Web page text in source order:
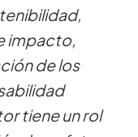
impacto,
de los
tiene un rol